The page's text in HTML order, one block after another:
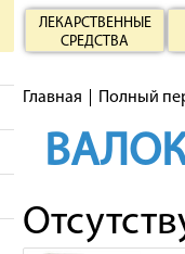
ЛЕКАРСТВЕННЫЕ
СРЕДСТВА
Главная Полный